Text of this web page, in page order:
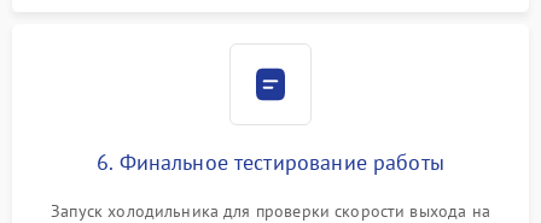
6. Финальное тестирование работы
Запуск холодильника для проверки скорости выхода на